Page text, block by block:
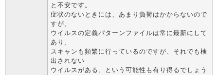
と不安です。
症状のないときには、あまり負荷はかからないので
すが。
ウイルスの定義パターンファイルは常に最新にして
あり、
スキャンも頻繁に行っているのですが、それでも検
出されない
ウイルスがある、という可能性も有り得るでしょう